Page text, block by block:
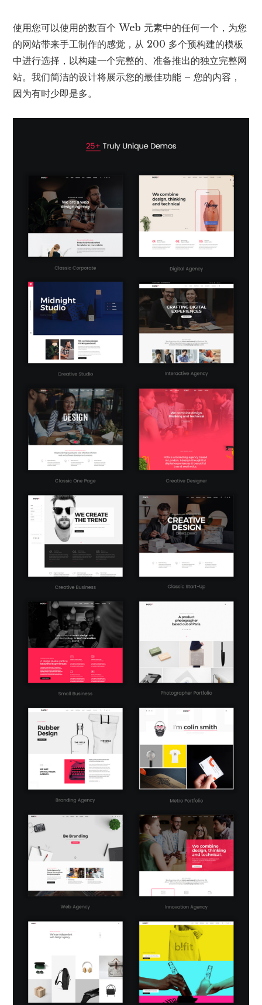
使用您可以使用的数百个 Web 元素中的任何一个，为您
的网站带来手工制作的感觉，从 200 多个预构建的模板
中进行选择，以构建一个完整的、准备推出的独立完整网
站。我们简洁的设计将展示您的最佳功能 – 您的内容，
因为有时少即是多。